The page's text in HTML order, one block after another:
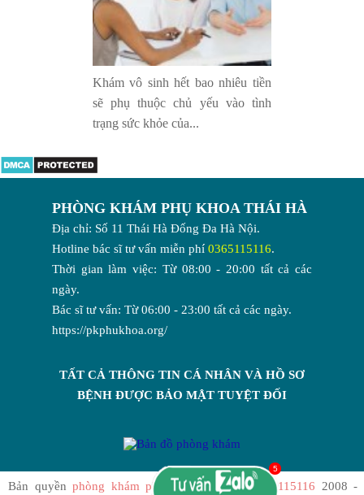
Khám vô sinh hết bao nhiêu tiền
sẽ phụ thuộc chủ yếu vào tình
trạng sức khỏe của...
PHÒNG KHÁM PHỤ KHOA THÁI HÀ
Địa chỉ: Số 11 Thái Hà Đống Đa Hà Nội.
Hotline bác sĩ tư vấn miễn phí 0365115116.
Thời gian làm việc: Từ 08:00 - 20:00 tất cả các
ngày.
Bác sĩ tư vấn: Từ 06:00 - 23:00 tất cả các ngày.
https://pkphukhoa.org/
TẤT CẢ THÔNG TIN CÁ NHÂN VÀ HỒ SƠ
BỆNH ĐƯỢC BẢO MẬT TUYỆT ĐỐI
Bản quyềnphòng khám phụ khoa Thái Hà 0365115116 2008 -